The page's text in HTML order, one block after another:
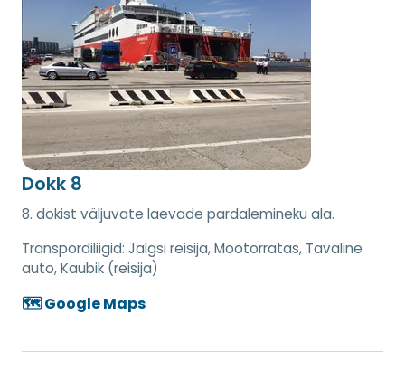
Dokk 8
8. dokist väljuvate laevade pardalemineku ala.
Transpordiliigid: Jalgsi reisija, Mootorratas, Tavaline
auto, Kaubik (reisija)
🗺️ Google Maps